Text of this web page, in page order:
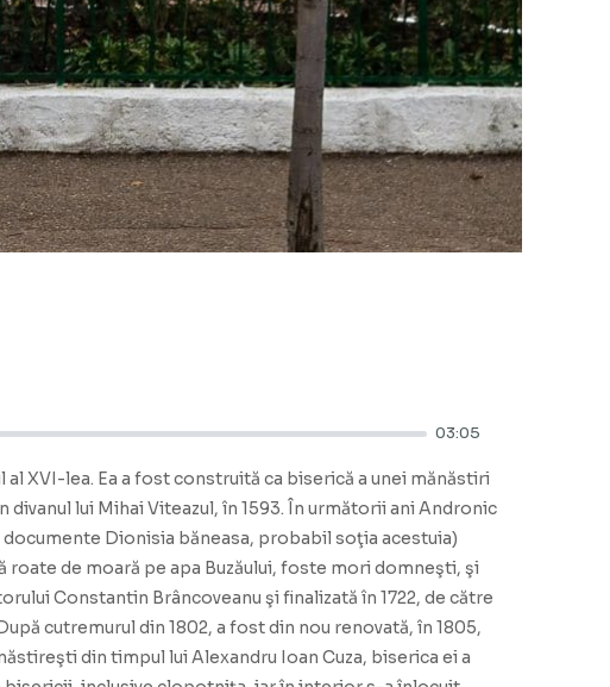
03:05
al XVI-lea. Ea a fost construită ca biserică a unei mănăstiri
lui Mihai Viteazul, în 1593. În următorii ani Andronic
Dionisia băneasa, probabil soţia acestuia)
roate de moară pe apa Buzăului, foste mori domneşti, şi
Constantin Brâncoveanu şi finalizată în 1722, de către
cutremurul din 1802, a fost din nou renovată, în 1805,
din timpul lui Alexandru Ioan Cuza, biserica ei a